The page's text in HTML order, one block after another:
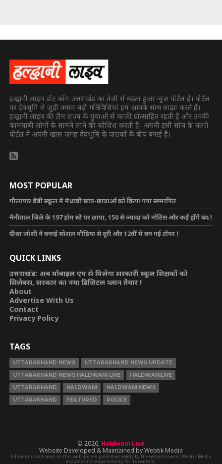
हल्द्वानी लाइव डॉट कॉम उत्तराखंड का तेजी से बढ़ता हुआ न्यूज पोर्टल है। पोर्टल
पर देवभूमि से जुड़ी तमाम बड़ी गतिविधियां हम आपके साथ साझा करते हैं।
हल्द्वानी लाइव की टीम राज्य के युवाओं से काफी प्रोत्साहित रहती है और उनकी
कामयाबी लोगों के सामने लाने की कोशिश करती है। अपनी इसी सोच के चलते
पोर्टल ने अपनी खास जगह देवभूमि के पाठकों के बीच बनाई है।
MOST POPULAR
गौलापार वैंडी स्कूल में मेधावी छात्र-छात्राओं को किया गया सम्मानित
नैनीताल जिले के 197 होम स्टे पर छापा, 150 से ज्यादा को नोटिस और कई होंगे बंद !
दीश्रा जोशी ने बनाई सोशल मीडिया से दूरी और 12वीं में बन गई टॉपर !
QUICK LINKS
उत्तराखंड: अब मोबाइल एप से मिलेगा सरकारी स्कूल शिक्षकों को
सिलेबस, सरकार का नया डिजिटल प्लान तैयार !
About
Advertise With Us
Contact
Privacy Policy
TAGS
UTTARAKHAND NEWS
UTTARAKHAND NEWS UPDATE
UTTARAKHAND NEWS HALDWANI LIVE
HALDWANILIVE
UTTARAKHAND
HALDWANI
HALDWANI NEWS
UTTARAKHAND
FEATURED POLICE
© 2026, Haldwani Live
Website Developed & Maintained by Webtik Media
All content and news on this website are published solely by the website owner. Webtik Media
assumes no responsibility for its content.